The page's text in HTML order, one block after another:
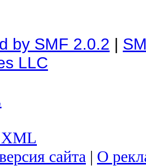
by SMF 2.0.2 |
LLC
XML
сайта | О